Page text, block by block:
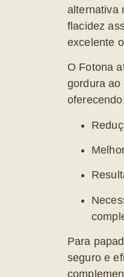
alternativa
flacidez
excelente
O Fotona
gordura ao
Para
seguro e